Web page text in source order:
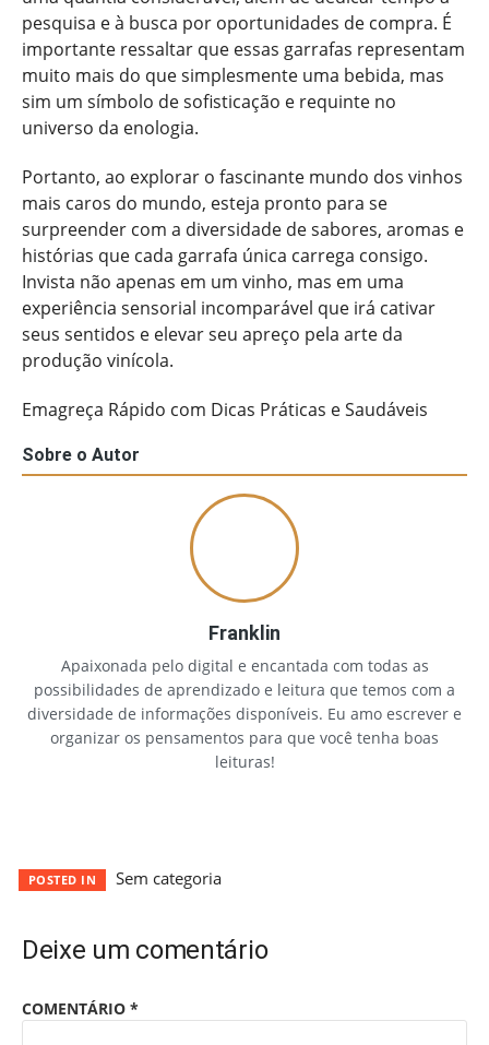
pesquisa e à busca por oportunidades de compra. É
importante ressaltar que essas garrafas representam
muito mais do que simplesmente uma bebida, mas
sim um símbolo de sofisticação e requinte no
universo da enologia.
Portanto, ao explorar o fascinante mundo dos vinhos
mais caros do mundo, esteja pronto para se
surpreender com a diversidade de sabores, aromas e
histórias que cada garrafa única carrega consigo.
Invista não apenas em um vinho, mas em uma
experiência sensorial incomparável que irá cativar
seus sentidos e elevar seu apreço pela arte da
produção vinícola.
Emagreça Rápido com Dicas Práticas e Saudáveis
Sobre o Autor
Franklin
Apaixonada pelo digital e encantada com todas as
possibilidades de aprendizado e leitura que temos com a
diversidade de informações disponíveis. Eu amo escrever e
organizar os pensamentos para que você tenha boas
leituras!
POSTED IN Sem categoria
Deixe um comentário
COMENTÁRIO *